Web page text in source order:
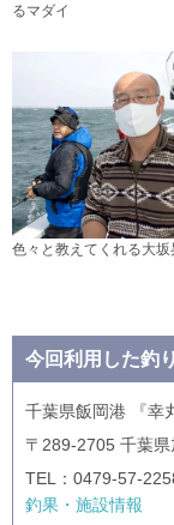
るマダイ
色々と教えてくれる大坂
今回利用した釣
千葉県飯岡港 『幸
〒289-2705 千葉
TEL：0479-57-
釣果・施設情報